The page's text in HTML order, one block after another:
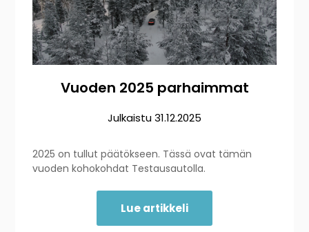
Vuoden 2025 parhaimmat
Julkaistu31.12.2025
2025 on tullut päätökseen. Tässä ovat tämän
vuoden kohokohdat Testausautolla.
Lue artikkeli